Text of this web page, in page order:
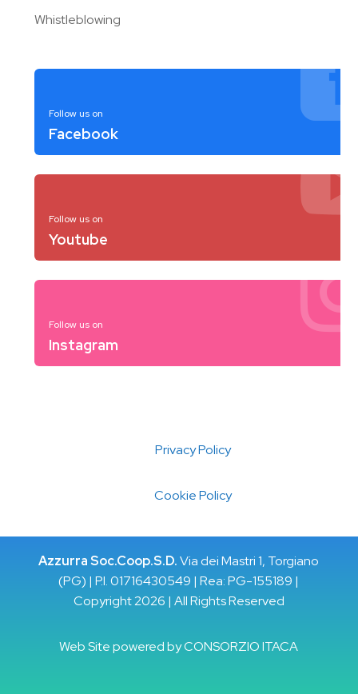
Whistleblowing
Follow us on
Facebook
Follow us on
Youtube
Follow us on
Instagram
Privacy Policy
Cookie Policy
Azzurra Soc.Coop.S.D.Via dei Mastri 1, Torgiano
(PG) | P.I. 01716430549 | Rea: PG-155189 |
Copyright 2026 | All Rights Reserved
Web Site powered byCONSORZIO ITACA